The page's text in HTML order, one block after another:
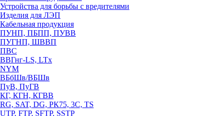
Устройства для борьбы с вредителями
Изделия для ЛЭП
Кабельная продукция
ПУНП, ПБПП, ПУВВ
ПУГНП, ШВВП
ПВС
ВВГнг-LS, LTx
NYM
ВБбШв/ВБШв
ПуВ, ПуГВ
КГ, КГН, КГВВ
RG, SAT, DG, РК75, 3С, TS
UTP, FTP, SFTP, SSTP